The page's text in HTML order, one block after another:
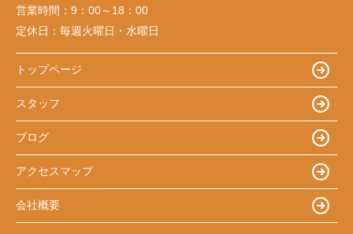
営業時間： 9：00～18：00
定休日： 毎週火曜日・水曜日
トップページ
スタッフ
ブログ
アクセスマップ
会社概要